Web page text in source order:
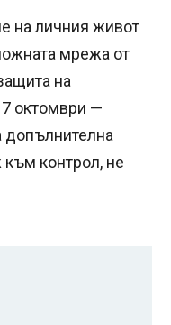
на личния живот
мрежа от
на
октомври —
допълнителна
контрол, не